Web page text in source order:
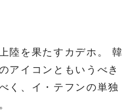
陸を果たすカデホ。 韓
アイコンともいうべき
く、イ・テフンの単独